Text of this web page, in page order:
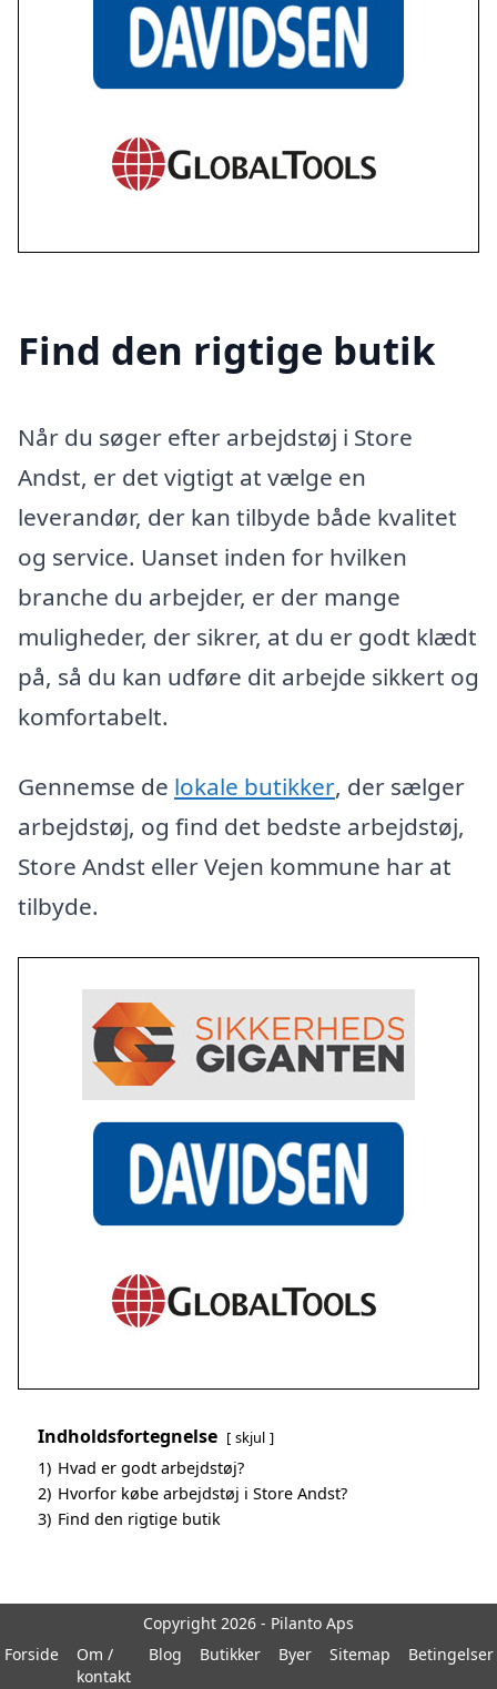
Find den rigtige butik
Når du søger efter arbejdstøj i Store
Andst, er det vigtigt at vælge en
leverandør, der kan tilbyde både kvalitet
og service. Uanset inden for hvilken
branche du arbejder, er der mange
muligheder, der sikrer, at du er godt klædt
på, så du kan udføre dit arbejde sikkert og
komfortabelt.
Gennemse de lokale butikker, der sælger
arbejdstøj, og find det bedste arbejdstøj,
Store Andst eller Vejen kommune har at
tilbyde.
Indholdsfortegnelse skjul
1) Hvad er godt arbejdstøj?
2) Hvorfor købe arbejdstøj i Store Andst?
3) Find den rigtige butik
Copyright 2026 - Pilanto Aps
Forside
Om /
kontakt
Blog Butikker Byer Sitemap Betingelser